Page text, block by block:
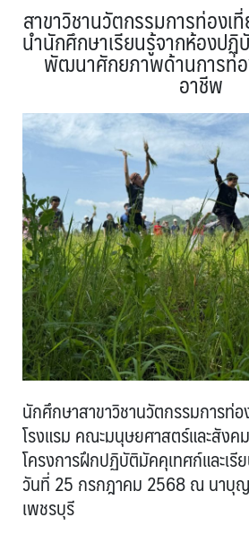
สาขาวิชานวัตกรรมการท่องเ
นำนักศึกษาเรียนรู้จากห้องปฏิ
พัฒนาศักยภาพด้านการท่อ
อาชีพ
นักศึกษาสาขาวิชานวัตกรรมการท่อ
โรงแรม คณะมนุษยศาสตร์และสังค
โครงการฝึกปฏิบัติมัคคุเทศก์และเ
วันที่ 25 กรกฎาคม 2568 ณ นาบุ
เพชรบุรี